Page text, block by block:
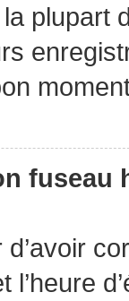
plupart
fuseau
l’heure